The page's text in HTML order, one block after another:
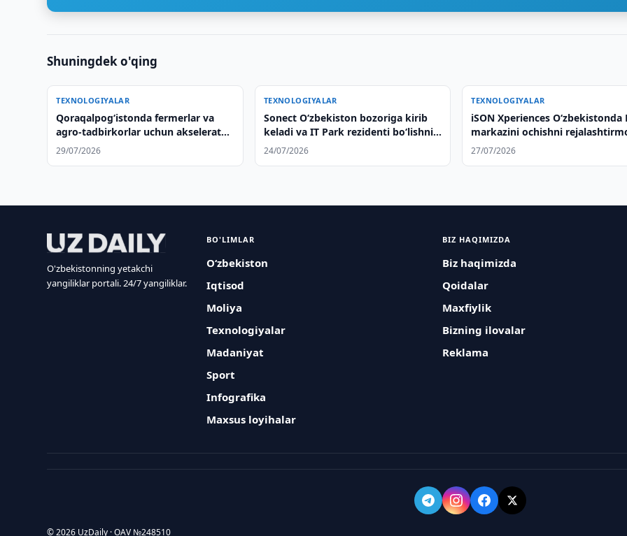
Shuningdek o'qing
TEXNOLOGIYALAR
Qoraqalpog‘istonda fermerlar va
agro-tadbirkorlar uchun akselerator
dasturi ishga tushiriladi
29/07/2026
TEXNOLOGIYALAR
Sonect Oʻzbekiston bozoriga kirib
keladi va IT Park rezidenti boʻlishni
rejalashtirmoqda
24/07/2026
TEXNOLOGIYALAR
iSON Xperiences Oʻzbekistonda
markazini ochishni
27/07/2026
O'zbekistonning yetakchi
yangiliklar portali. 24/7 yangiliklar.
BO'LIMLAR
O‘zbekiston
Iqtisod
Moliya
Texnologiyalar
Madaniyat
Sport
Infografika
Maxsus loyihalar
BIZ HAQIMIZDA
Biz haqimizda
Qoidalar
Maxfiylik
Bizning ilovalar
Reklama
© 2026 UzDaily · OAV №248510